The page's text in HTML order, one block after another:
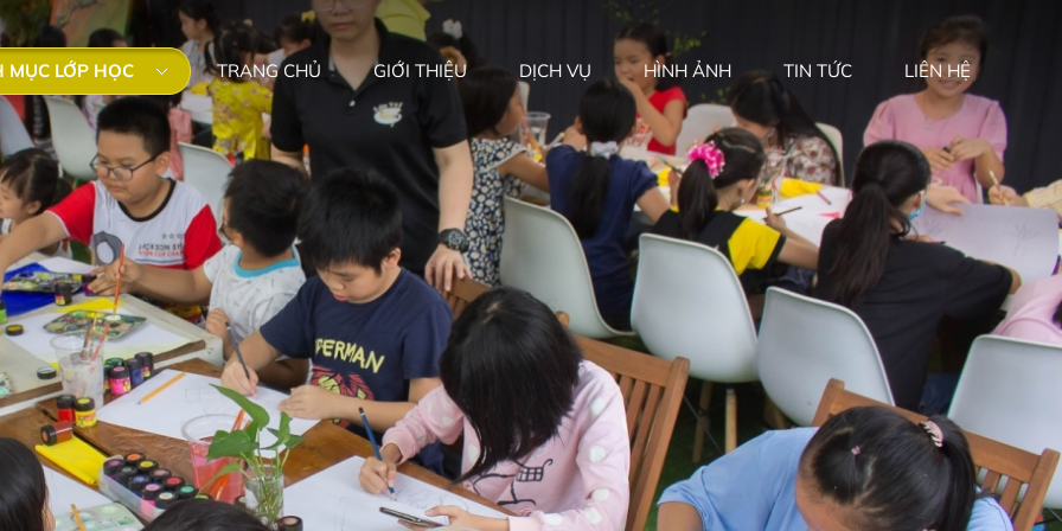
MỤC LỚP HỌC TRANG CHỦ GIỚI THIỆU DỊCH VỤ HÌNH ẢNH TIN TỨC LIÊN HỆ